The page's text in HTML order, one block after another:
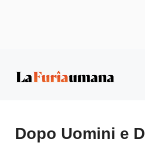
Dopo Uomini e